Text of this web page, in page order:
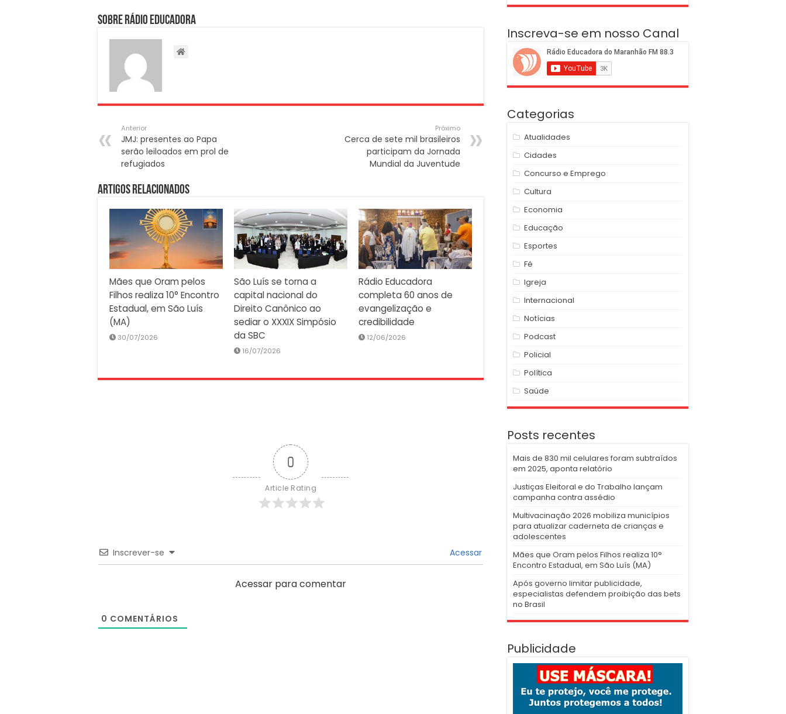
Sobre Rádio Educadora
Anterior
JMJ: presentes ao Papa
serão leiloados em prol de
refugiados
Próximo
Cerca de sete mil brasileiros
participam da Jornada
Mundial da Juventude
Artigos Relacionados
Mães que Oram pelos
Filhos realiza 10° Encontro
Estadual, em São Luís
(MA)
30/07/2026
São Luís se torna a
capital nacional do
Direito Canônico ao
sediar o XXXIX Simpósio
da SBC
16/07/2026
Rádio Educadora
completa 60 anos de
evangelização e
credibilidade
12/06/2026
0
Article Rating
Inscrever-se Acessar
Acessar para comentar
0 COMENTÁRIOS
Inscreva-se em nosso Canal
Categorias
Atualidades
Cidades
Concurso e Emprego
Cultura
Economia
Educação
Esportes
Fé
Igreja
Internacional
Notícias
Podcast
Policial
Política
Saúde
Posts recentes
Mais de 830 mil celulares foram subtraídos
em 2025, aponta relatório
Justiças Eleitoral e do Trabalho lançam
campanha contra assédio
Multivacinação 2026 mobiliza municípios
para atualizar caderneta de crianças e
adolescentes
Mães que Oram pelos Filhos realiza 10°
Encontro Estadual, em São Luís (MA)
Após governo limitar publicidade,
especialistas defendem proibição das bets
no Brasil
Publicidade